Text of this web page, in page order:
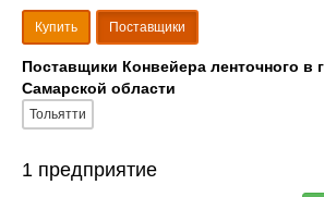
Купить Поставщики
Поставщики Конвейера ленточного в
Самарской области
Тольятти
1 предприятие